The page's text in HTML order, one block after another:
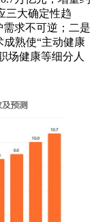
三大确定性趋
求不可逆；二是
熟使“主动健康
场健康等细分人